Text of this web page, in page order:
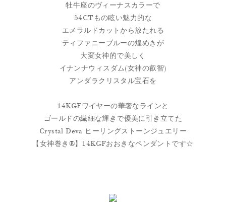
牡牛座のヴィーナスカラーで
54CTもの眩い魅力的な
エメラルドカットから放たれる
ティファニーブルーの煌めきが
大変女神的で美しく
イナンナウィスダム(女神の叡智)
アンダラクリスタル宝石を
14KGFワイヤーの華奢なラインと
ゴールドの繊細な輝きで優美に引き立てた
Crystal Deva ヒーリングストーンジュエリー
【女神巻き®】14KGFおおきなペンダントです☆